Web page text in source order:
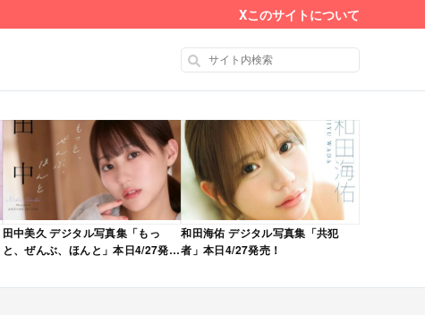
Xこのサイトについて
田中美久 デジタル写真集「もっ
と、ぜんぶ、ほんと」本日4/27発
和田海佑 デジタル写真集「共犯
者」本日4/27発売！